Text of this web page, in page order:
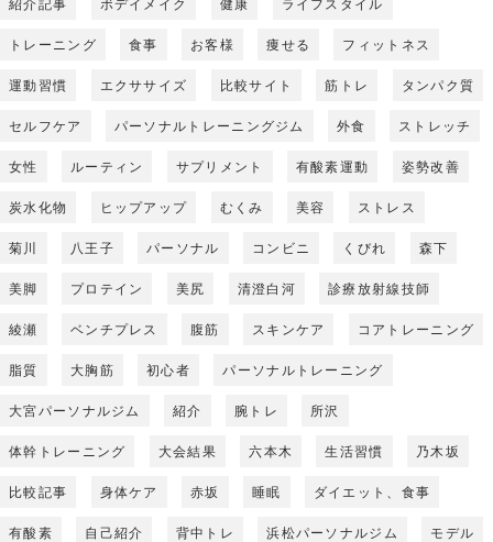
紹介記事 ボデイメイク 健康 ライフスタイル
トレーニング 食事 お客様 痩せる フィットネス
運動習慣 エクササイズ 比較サイト 筋トレ タンパク質
セルフケア パーソナルトレーニングジム 外食 ストレッチ
女性 ルーティン サプリメント 有酸素運動 姿勢改善
炭水化物 ヒップアップ むくみ 美容 ストレス
菊川 八王子 パーソナル コンビニ くびれ 森下
美脚 プロテイン 美尻 清澄白河 診療放射線技師
綾瀬 ベンチプレス 腹筋 スキンケア コアトレーニング
脂質 大胸筋 初心者 パーソナルトレーニング
大宮パーソナルジム 紹介 腕トレ 所沢
体幹トレーニング 大会結果 六本木 生活習慣 乃木坂
比較記事 身体ケア 赤坂 睡眠 ダイエット、食事
有酸素 自己紹介 背中トレ 浜松パーソナルジム モデル